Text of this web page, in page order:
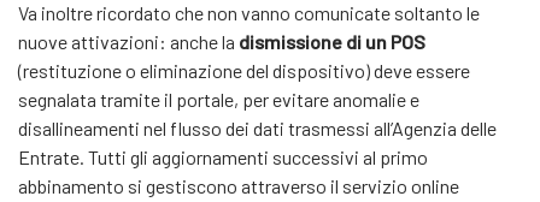
Va inoltre ricordato che non vanno comunicate soltanto le
nuove attivazioni: anche la dismissione di un POS
(restituzione o eliminazione del dispositivo) deve essere
segnalata tramite il portale, per evitare anomalie e
disallineamenti nel flusso dei dati trasmessi all’Agenzia delle
Entrate. Tutti gli aggiornamenti successivi al primo
abbinamento si gestiscono attraverso il servizio online